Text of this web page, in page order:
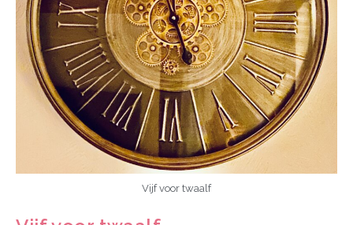
Vijf voor twaalf